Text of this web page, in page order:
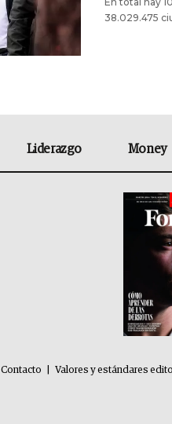
38.029.475
Liderazgo Money
Contacto Valores y estándares